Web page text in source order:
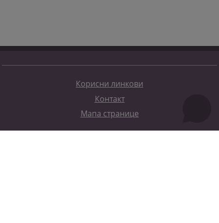
Корисни линкови
Контакт
Мапа странице